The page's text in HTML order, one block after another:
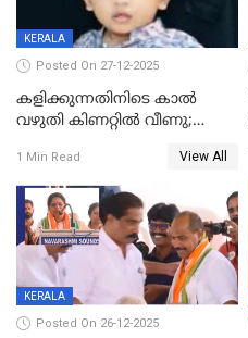
KERALA
Posted On 27-12-2025
കളിക്കുന്നതിനിടെ കാൽ
വഴുതി കിണറ്റിൽ വീണു;
ദാരുണാന്ത്യം
1 Min Read View All
KERALA
Posted On 26-12-2025